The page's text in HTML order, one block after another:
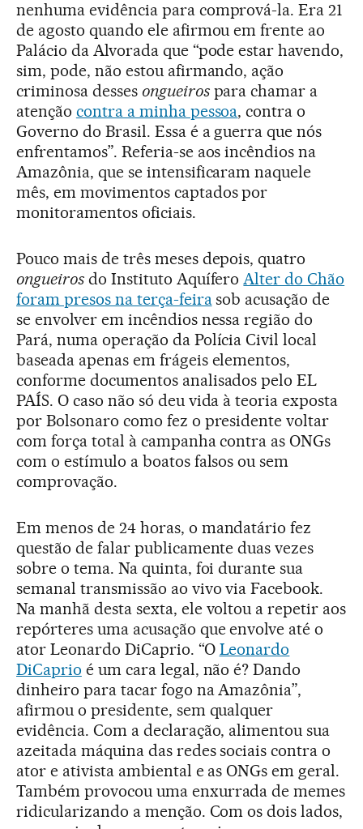
nenhuma evidência para comprová-la. Era 21
de agosto quando ele afirmou em frente ao
Palácio da Alvorada que “pode estar havendo,
sim, pode, não estou afirmando, ação
criminosa desses ongueirospara chamar a
atenção contra a minha pessoa, contra o
Governo do Brasil. Essa é a guerra que nós
enfrentamos”. Referia-se aos incêndios na
Amazônia, que se intensificaram naquele
mês, em movimentos captados por
monitoramentos oficiais.
Pouco mais de três meses depois, quatro
ongueirosdo Instituto AquíferoAlter do Chão
foram presos na terça-feirasob acusação de
se envolver em incêndios nessa região do
Pará, numa operação da Polícia Civil local
baseada apenas em frágeis elementos,
conforme documentos analisados pelo EL
PAÍS. O caso não só deu vida à teoria exposta
por Bolsonaro como fez o presidente voltar
com força total à campanha contra as ONGs
com o estímulo a boatos falsos ou sem
comprovação.
Em menos de 24 horas, o mandatário fez
questão de falar publicamente duas vezes
sobre o tema. Na quinta, foi durante sua
semanal transmissão ao vivo via Facebook.
Na manhã desta sexta, ele voltou a repetir aos
repórteres uma acusação que envolve até o
ator Leonardo DiCaprio. “O Leonardo
DiCaprio é um cara legal, não é? Dando
dinheiro para tacar fogo na Amazônia”,
afirmou o presidente, sem qualquer
evidência. Com a declaração, alimentou sua
azeitada máquina das redes sociais contra o
ator e ativista ambiental e as ONGs em geral.
Também provocou uma enxurrada de memes
ridicularizando a menção. Com os dois lados,